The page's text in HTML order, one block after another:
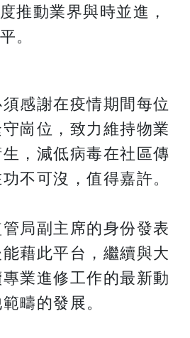
推動業界與時並進，
。
感謝在疫情期間每位
崗位，致力維持物業
，減低病毒在社區傳
不可沒，值得嘉許。
局副主席的身份發表
藉此平台，繼續與大
業進修工作的最新動
疇的發展。